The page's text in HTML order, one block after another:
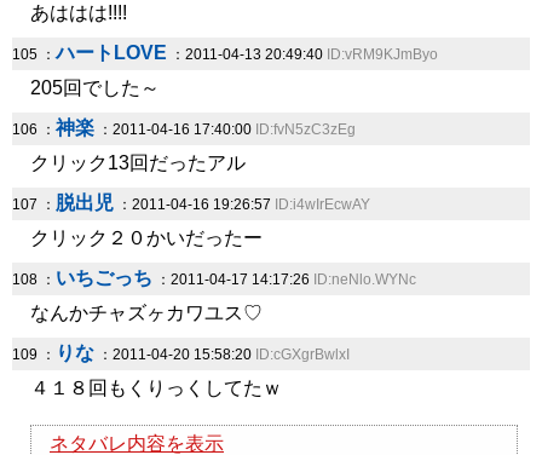
あははは!!!!
105 ：ハートLOVE ：2011-04-13 20:49:40 ID:vRM9KJmByo
205回でした～
106 ： 神楽 ：2011-04-16 17:40:00 ID:fvN5zC3zEg
クリック13回だったアル
107 ： 脱出児 ：2011-04-16 19:26:57 ID:i4wIrEcwAY
クリック２０かいだったー
108 ： いちごっち ：2011-04-17 14:17:26 ID:neNlo.WYNc
なんかチャズヶカワユス♡
109 ： りな ：2011-04-20 15:58:20 ID:cGXgrBwlxI
４１８回もくりっくしてたｗ
ネタバレ内容を表示